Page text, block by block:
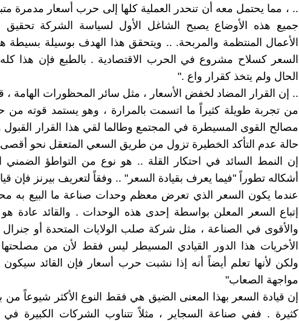
.. ، مما يحتمل معه أن تنحدر العملية كلها إلى حرب أسعار مدمرة
جميع هذه الأوضاع يصبح الشاغل الأول لسياسة الشركة تحقيق
الأعمال المنتظمة والمربحة. .. ويتحقق هذا الهدف بوسيلة
السعر كسلاح مشروع في الحرب الاقتصادية . بالطبع فإن هذا
الحال ولم يتخذ كقرار واع ."
.. إن القرار المضاد لخفض الأسعار ، مثل سائر المحظورات الهامة ،
من تجربة طويلة كثيراً ما اتسمت بالمرارة ، وهو يستمد قوته من
مصالح القوى المسيطرة في المجتمع وطالما لقي هذا القرار القبول
حالة عدم التأكد الخطيرة تزول من طريق السعي المتعقل نحو أقصى
إن النمط السائد في احتكار القلة .. هو نوع من التواطؤ الضمني
أشكاله تطوراً "فيما يعرف بقيادة السعر" .. وفقاً لتعريف بيرنز فإن
عندما يكون السعر الذي تعرض معظم وحدات صناعة ما البيع به
إتباع السعر المعلن بواسطة إحدى هذه الوحدات . والقائد عادة هو
والأقوى في الصناعة ، مثل شركة صلب الولايات المتحدة أو جنرال
الأخريات هذا الدور القيادي المسيطر ليس فقط لأن من
ولكن لأنها تعلم أيضاً أنه إذا نشبت حرب أسعار فإن القائد سيكون
مواجهة الصعاب"
إن قيادة السعر بهذا المعنى الضيق هي فقط النوع الأكثر شيوعاً من
كثيرة . ففي صناعة السجاير ، مثلاً تتناوب الشركات الكبيرة في